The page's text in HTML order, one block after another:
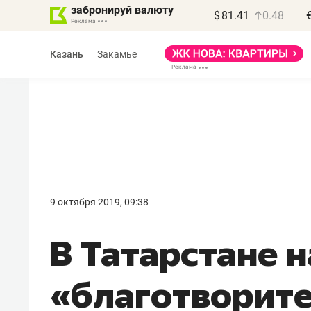
забронируй валюту $ 81.41 0.48
Казань Закамье
9 октября 2019, 09:38
В Татарстане
правил, бизнес может
потерять минимум